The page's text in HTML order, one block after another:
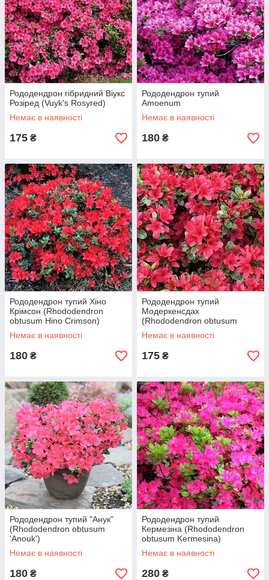
Рододендрон гібридний Віукс
Розіред (Vuyk's Rosyred)
Немає в наявності
175 ₴
Рододендрон тупий
Amoenum
Немає в наявності
180 ₴
Рододендрон тупий Хіно
Крімсон (Rhododendron
obtusum Hino Crimson)
Немає в наявності
180 ₴
Рододендрон тупий
Модеркенсдах
(Rhododendron obtusum
Moederkensdag)
Немає в наявності
175 ₴
Рододендрон тупий "Анук"
(Rhododendron obtusum
'Anouk')
Немає в наявності
180 ₴
Рододендрон тупий
Кермезіна (Rhododendron
obtusum Kermesina)
Немає в наявності
280 ₴